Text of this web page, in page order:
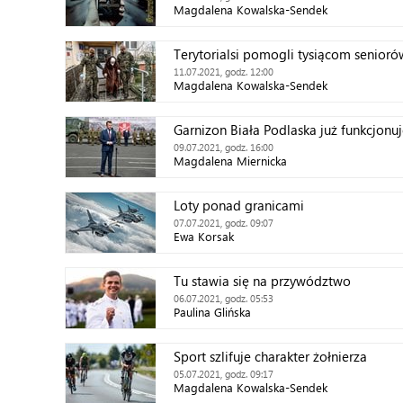
Magdalena Kowalska-Sendek
Terytorialsi pomogli tysiącom
11.07.2021, godz. 12:00
Magdalena Kowalska-Sendek
Garnizon Biała Podlaska już
09.07.2021, godz. 16:00
Magdalena Miernicka
Loty ponad granicami
07.07.2021, godz. 09:07
Ewa Korsak
Tu stawia się na przywództwo
06.07.2021, godz. 05:53
Paulina Glińska
Sport szlifuje charakter żołnierza
05.07.2021, godz. 09:17
Magdalena Kowalska-Sendek